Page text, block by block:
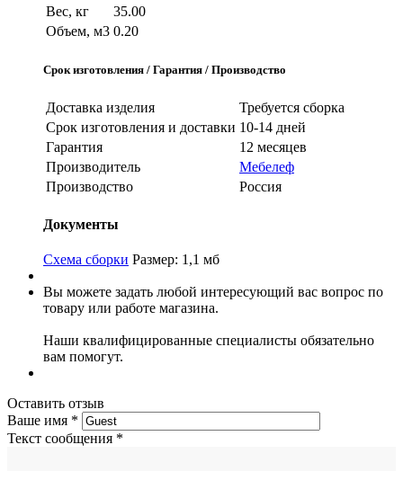
Вес, кг
35.00
Объем, м3 0.20
Срок изготовления / Гарантия / Производство
Доставка изделия
Требуется сборка
Срок изготовления и доставки 10-14 дней
Гарантия
12 месяцев
Производитель
Мебелеф
Производство
Россия
Документы
Схема сборки Размер: 1,1 мб
Вы можете задать любой интересующий вас вопрос по
товару или работе магазина.
Наши квалифицированные специалисты обязательно
вам помогут.
Оставить отзыв
Ваше имя *
Текст сообщения *